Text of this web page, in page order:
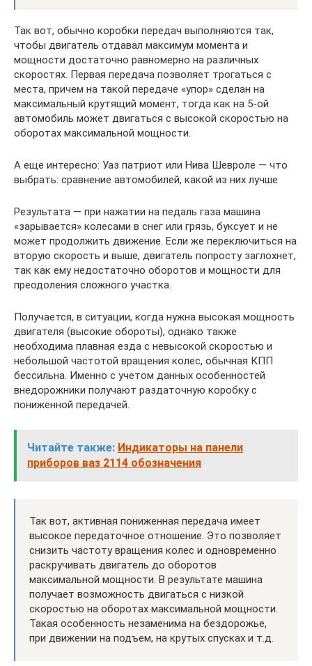
Так вот, обычно коробки передач выполняются так,
чтобы двигатель отдавал максимум момента и
мощности достаточно равномерно на различных
скоростях. Первая передача позволяет трогаться с
места, причем на такой передаче «упор» сделан на
максимальный крутящий момент, тогда как на 5-ой
автомобиль может двигаться с высокой скоростью на
оборотах максимальной мощности.
А еще интересно: Уаз патриот или Нива Шевроле — что
выбрать: сравнение автомобилей, какой из них лучше
Результата — при нажатии на педаль газа машина
«зарывается» колесами в снег или грязь, буксует и не
может продолжить движение. Если же переключиться на
вторую скорость и выше, двигатель попросту заглохнет,
так как ему недостаточно оборотов и мощности для
преодоления сложного участка.
Получается, в ситуации, когда нужна высокая мощность
двигателя (высокие обороты), однако также
необходима плавная езда с невысокой скоростью и
небольшой частотой вращения колес, обычная КПП
бессильна. Именно с учетом данных особенностей
внедорожники получают раздаточную коробку с
пониженной передачей.
Читайте также: Индикаторы на панели
приборов ваз 2114 обозначения
Так вот, активная пониженная передача имеет
высокое передаточное отношение. Это позволяет
снизить частоту вращения колес и одновременно
раскручивать двигатель до оборотов
максимальной мощности. В результате машина
получает возможность двигаться с низкой
скоростью на оборотах максимальной мощности.
Такая особенность незаменима на бездорожье,
при движении на подъем, на крутых спусках и т.д.